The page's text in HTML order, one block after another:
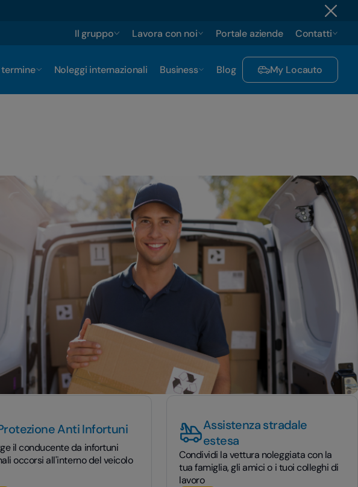
Il gruppo Lavora con noi Portale aziende Contatti
termine Noleggi internazionali Business Blog My Locauto
Anti Infortuni
il conducente da infortuni
occorsi all'interno del veicolo
Assistenza stradale
estesa
Condividi la vettura noleggiata con la
tua famiglia, gli amici o i tuoi colleghi di
lavoro